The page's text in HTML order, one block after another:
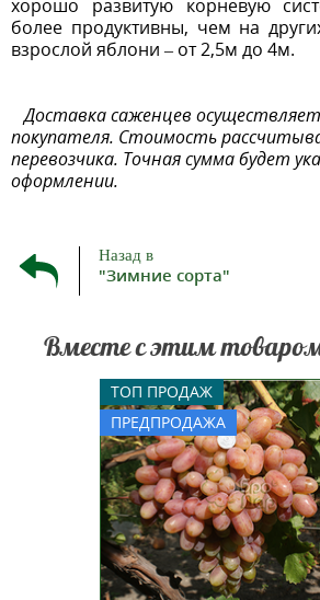
хорошо развитую корневую
более продуктивны, чем на
взрослой яблони – от 2,5м до 4м.
Доставка саженцев
покупателя. Стоимость
перевозчика. Точная сумма будет
оформлении.
Назад в
"Зимние сорта"
Вместе с этим
ТОП ПРОДАЖ
ПРЕДПРОДАЖА
Виноград очень
созревания. Ягоды
отдельная
18-20 г, удлиненно-
формы, розовой
сочная, мясистая, имеет
немного с кислинкой,
приятный аромат.